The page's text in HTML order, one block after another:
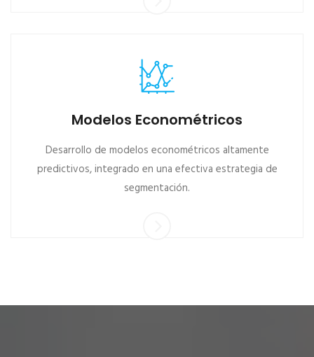
Modelos Econométricos
Desarrollo de modelos econométricos altamente
predictivos, integrado en una efectiva estrategia de
segmentación.